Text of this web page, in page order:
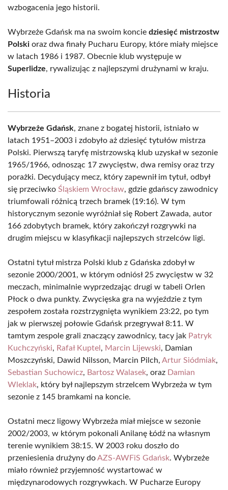
wzbogacenia jego historii.
Wybrzeże Gdańsk ma na swoim koncie dziesięć mistrzostw
Polski oraz dwa finały Pucharu Europy, które miały miejsce
w latach 1986 i 1987. Obecnie klub występuje w
Superlidze, rywalizując z najlepszymi drużynami w kraju.
Historia
Wybrzeże Gdańsk, znane z bogatej historii, istniało w
latach 1951–2003 i zdobyło aż dziesięć tytułów mistrza
Polski. Pierwszą taryfę mistrzowską klub uzyskał w sezonie
1965/1966, odnosząc 17 zwycięstw, dwa remisy oraz trzy
porażki. Decydujący mecz, który zapewnił im tytuł, odbył
się przeciwko Śląskiem Wrocław, gdzie gdańscy zawodnicy
triumfowali różnicą trzech bramek (19:16). W tym
historycznym sezonie wyróżniał się Robert Zawada, autor
166 zdobytych bramek, który zakończył rozgrywki na
drugim miejscu w klasyfikacji najlepszych strzelców ligi.
Ostatni tytuł mistrza Polski klub z Gdańska zdobył w
sezonie 2000/2001, w którym odniósł 25 zwycięstw w 32
meczach, minimalnie wyprzedzając drugi w tabeli Orlen
Płock o dwa punkty. Zwycięska gra na wyjeździe z tym
zespołem została rozstrzygnięta wynikiem 23:22, po tym
jak w pierwszej połowie Gdańsk przegrywał 8:11. W
tamtym zespole grali znaczący zawodnicy, tacy jak Patryk
Kuchczyński, Rafał Kuptel , Marcin Lijewski, Damian
Moszczyński, Dawid Nilsson, Marcin Pilch, Artur Siódmiak,
Sebastian Suchowicz, Bartosz Walasek, oraz Damian
Wleklak, który był najlepszym strzelcem Wybrzeża w tym
sezonie z 145 bramkami na koncie.
Ostatni mecz ligowy Wybrzeża miał miejsce w sezonie
2002/2003, w którym pokonali Anilanę Łódź na własnym
terenie wynikiem 38:15. W 2003 roku doszło do
przeniesienia drużyny doAZS-AWFiS Gdańsk. Wybrzeże
miało również przyjemność wystartować w
międzynarodowych rozgrywkach. W Pucharze Europy